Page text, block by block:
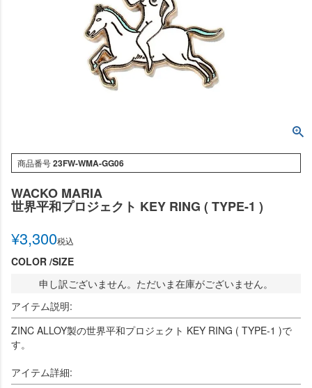
商品番号23FW-WMA-GG06
WACKO MARIA
世界平和プロジェクト KEY RING ( TYPE-1 )
¥3,300税込
COLOR SIZE
申し訳ございません。ただいま在庫がございません。
アイテム説明:
ZINC ALLOY製の世界平和プロジェクト KEY RING ( TYPE-1 )で
す。
アイテム詳細: